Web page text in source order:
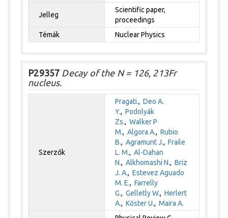
Jelleg
Scientific paper,
proceedings
Témák
Nuclear Physics
P29357 Decay of the N = 126, 213Fr
nucleus.
Szerzők
Pragati.,Deo A.
Y.,Podolyák
Zs.,Walker P
M.,Algora A.,Rubio
B.,Agramunt J.,Fraile
L. M.,Al-Dahan
N.,Alkhomashi N.,Briz
J. A.,Estevez Aguado
M. E.,Farrelly
G.,Gelletly W.,Herlert
A.,Köster U.,Maira A.